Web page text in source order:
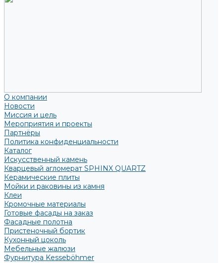
О компании
Новости
Миссия и цель
Мероприятия и проекты
Партнёры
Политика конфиденциальности
Каталог
Искусственный камень
Кварцевый агломерат SPHINX QUARTZ
Керамические плиты
Мойки и раковины из камня
Клеи
Кромочные материалы
Готовые фасады на заказ
Фасадные полотна
Пристеночный бортик
Кухонный цоколь
Мебельные жалюзи
Фурнитура Kesseböhmer